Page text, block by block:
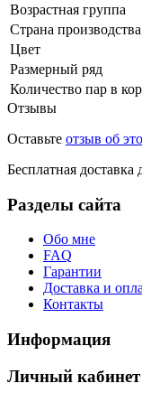
Возрастная группа
Страна производства
Цвет
Размерный ряд
Количество пар в
Отзывы
Оставьте отзыв об
Бесплатная
Разделы сайта
Обо мне
FAQ
Гарантии
Доставка и
Контакты
Информация
Личный кабинет